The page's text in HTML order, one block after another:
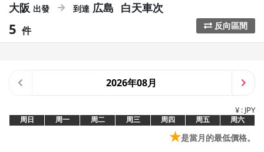
大阪 広島 白天車次
5 件 反向區間
2026年08月
¥ : JPY
周日 周一 周二 周三 周四 周五 周六
★是當月的最低價格。